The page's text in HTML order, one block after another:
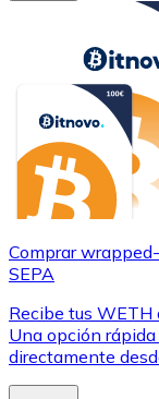
Comprar
SEPA
Recibe tus WETH
Una opción
directamente